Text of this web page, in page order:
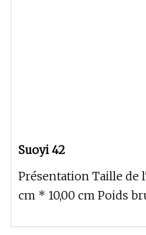
Suoyi 42
Présentation Taille de
cm * 10,00 cm Poids